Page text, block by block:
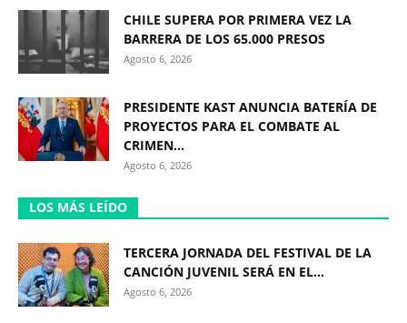
CHILE SUPERA POR PRIMERA VEZ LA
BARRERA DE LOS 65.000 PRESOS
Agosto 6, 2026
PRESIDENTE KAST ANUNCIA BATERÍA DE
PROYECTOS PARA EL COMBATE AL
CRIMEN...
Agosto 6, 2026
LOS MÁS LEÍDO
TERCERA JORNADA DEL FESTIVAL DE LA
CANCIÓN JUVENIL SERÁ EN EL...
Agosto 6, 2026